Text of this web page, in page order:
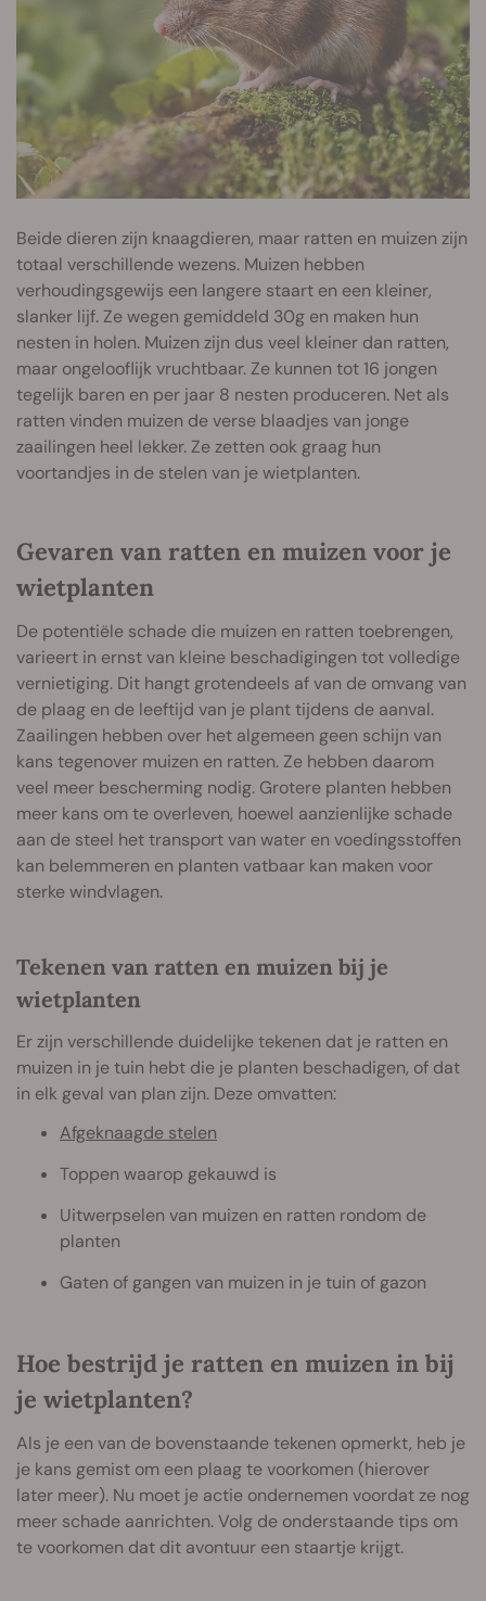
Beide dieren zijn knaagdieren, maar ratten en muizen zijn
totaal verschillende wezens. Muizen hebben
verhoudingsgewijs een langere staart en een kleiner,
slanker lijf. Ze wegen gemiddeld 30g en maken hun
nesten in holen. Muizen zijn dus veel kleiner dan ratten,
maar ongelooflijk vruchtbaar. Ze kunnen tot 16 jongen
tegelijk baren en per jaar 8 nesten produceren. Net als
ratten vinden muizen de verse blaadjes van jonge
zaailingen heel lekker. Ze zetten ook graag hun
voortandjes in de stelen van je wietplanten.
Gevaren van ratten en muizen voor je
wietplanten
De potentiële schade die muizen en ratten toebrengen,
varieert in ernst van kleine beschadigingen tot volledige
vernietiging. Dit hangt grotendeels af van de omvang van
de plaag en de leeftijd van je plant tijdens de aanval.
Zaailingen hebben over het algemeen geen schijn van
kans tegenover muizen en ratten. Ze hebben daarom
veel meer bescherming nodig. Grotere planten hebben
meer kans om te overleven, hoewel aanzienlijke schade
aan de steel het transport van water en voedingsstoffen
kan belemmeren en planten vatbaar kan maken voor
sterke windvlagen.
Tekenen van ratten en muizen bij je
wietplanten
Er zijn verschillende duidelijke tekenen dat je ratten en
muizen in je tuin hebt die je planten beschadigen, of dat
in elk geval van plan zijn. Deze omvatten:
Afgeknaagde stelen
Toppen waarop gekauwd is
Uitwerpselen van muizen en ratten rondom de
planten
Gaten of gangen van muizen in je tuin of gazon
Hoe bestrijd je ratten en muizen in bij
je wietplanten?
Als je een van de bovenstaande tekenen opmerkt, heb je
je kans gemist om een plaag te voorkomen (hierover
later meer). Nu moet je actie ondernemen voordat ze nog
meer schade aanrichten. Volg de onderstaande tips om
te voorkomen dat dit avontuur een staartje krijgt.